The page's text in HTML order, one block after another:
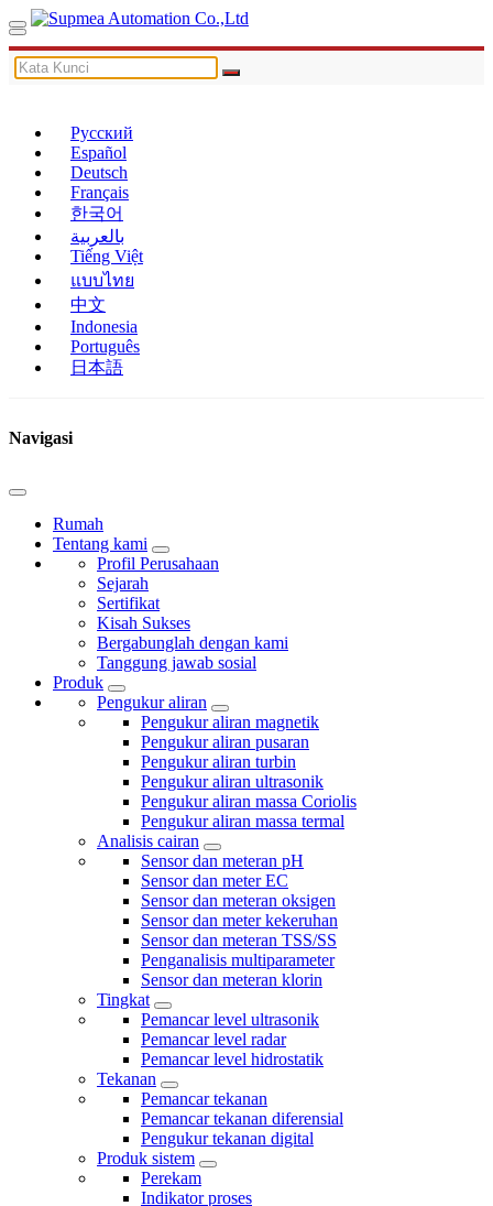
Русский
Español
Deutsch
Français
한국어
بالعربية
Tiếng Việt
แบบไทย
中文
Indonesia
Português
日本語
Navigasi
Rumah
Tentang kami
Profil Perusahaan
Sejarah
Sertifikat
Kisah Sukses
Bergabunglah dengan kami
Tanggung jawab sosial
Produk
Pengukur aliran
Pengukur aliran magnetik
Pengukur aliran pusaran
Pengukur aliran turbin
Pengukur aliran ultrasonik
Pengukur aliran massa Coriolis
Pengukur aliran massa termal
Analisis cairan
Sensor dan meteran pH
Sensor dan meter EC
Sensor dan meteran oksigen
Sensor dan meter kekeruhan
Sensor dan meteran TSS/SS
Penganalisis multiparameter
Sensor dan meteran klorin
Tingkat
Pemancar level ultrasonik
Pemancar level radar
Pemancar level hidrostatik
Tekanan
Pemancar tekanan
Pemancar tekanan diferensial
Pengukur tekanan digital
Produk sistem
Perekam
Indikator proses